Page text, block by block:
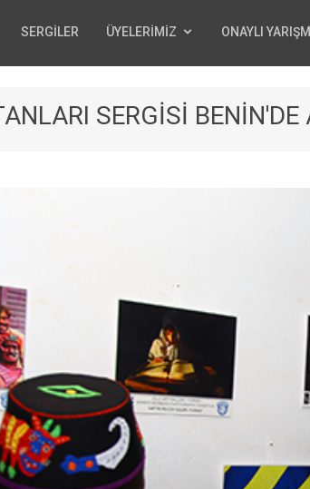
SERGİLER ÜYELERİMİZ ONAYLI
SERGİSİ BENİN'DE